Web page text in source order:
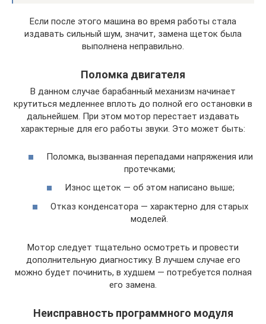
Если после этого машина во время работы стала
издавать сильный шум, значит, замена щеток была
выполнена неправильно.
Поломка двигателя
В данном случае барабанный механизм начинает
крутиться медленнее вплоть до полной его остановки в
дальнейшем. При этом мотор перестает издавать
характерные для его работы звуки. Это может быть:
Поломка, вызванная перепадами напряжения или
протечками;
Износ щеток — об этом написано выше;
Отказ конденсатора — характерно для старых
моделей.
Мотор следует тщательно осмотреть и провести
дополнительную диагностику. В лучшем случае его
можно будет починить, в худшем — потребуется полная
его замена.
Неисправность программного модуля